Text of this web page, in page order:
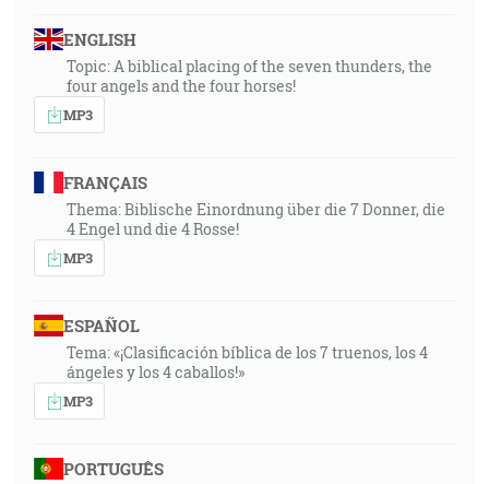
ENGLISH
Topic: A biblical placing of the seven thunders, the
four angels and the four horses!
MP3
FRANÇAIS
Thema: Biblische Einordnung über die 7 Donner, die
4 Engel und die 4 Rosse!
MP3
ESPAÑOL
Tema: «¡Clasificación bíblica de los 7 truenos, los 4
ángeles y los 4 caballos!»
MP3
PORTUGUÊS